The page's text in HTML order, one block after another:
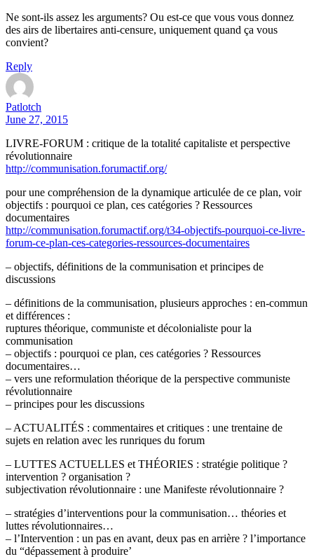
Ne sont-ils assez les arguments? Ou est-ce que vous vous donnez
des airs de libertaires anti-censure, uniquement quand ça vous
convient?
Reply
Patlotch
June 27, 2015
LIVRE-FORUM : critique de la totalité capitaliste et perspective
révolutionnaire
http://communisation.forumactif.org/
pour une compréhension de la dynamique articulée de ce plan, voir
objectifs : pourquoi ce plan, ces catégories ? Ressources
documentaires
http://communisation.forumactif.org/t34-objectifs-pourquoi-ce-livre-
forum-ce-plan-ces-categories-ressources-documentaires
– objectifs, définitions de la communisation et principes de
discussions
– définitions de la communisation, plusieurs approches : en-commun
et différences :
ruptures théorique, communiste et décolonialiste pour la
communisation
– objectifs : pourquoi ce plan, ces catégories ? Ressources
documentaires…
– vers une reformulation théorique de la perspective communiste
révolutionnaire
– principes pour les discussions
– ACTUALITÉS : commentaires et critiques : une trentaine de
sujets en relation avec les runriques du forum
– LUTTES ACTUELLES et THÉORIES : stratégie politique ?
intervention ? organisation ?
subjectivation révolutionnaire : une Manifeste révolutionnaire ?
– stratégies d’interventions pour la communisation… théories et
luttes révolutionnaires…
– l’Intervention : un pas en avant, deux pas en arrière ? l’importance
du “dépassement à produire’